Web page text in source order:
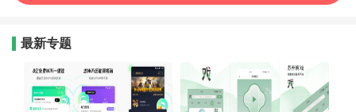
最新专题